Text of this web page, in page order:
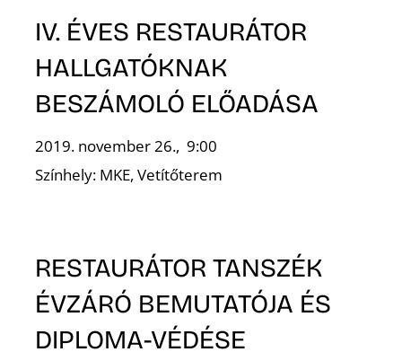
IV. ÉVES RESTAURÁTOR
HALLGATÓKNAK
BESZÁMOLÓ ELŐADÁSA
2019. november 26., 9:00
Színhely: MKE, Vetítőterem
RESTAURÁTOR TANSZÉK
ÉVZÁRÓ BEMUTATÓJA ÉS
DIPLOMA-VÉDÉSE